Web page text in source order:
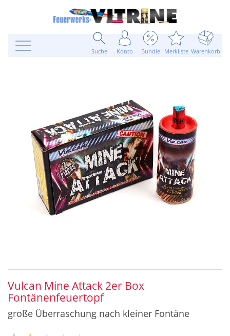
Suche Konto Bundle Merkliste Warenkorb
Vulcan Mine Attack 2er Box
Fontänenfeuertopf
große Überraschung nach kleiner Fontäne